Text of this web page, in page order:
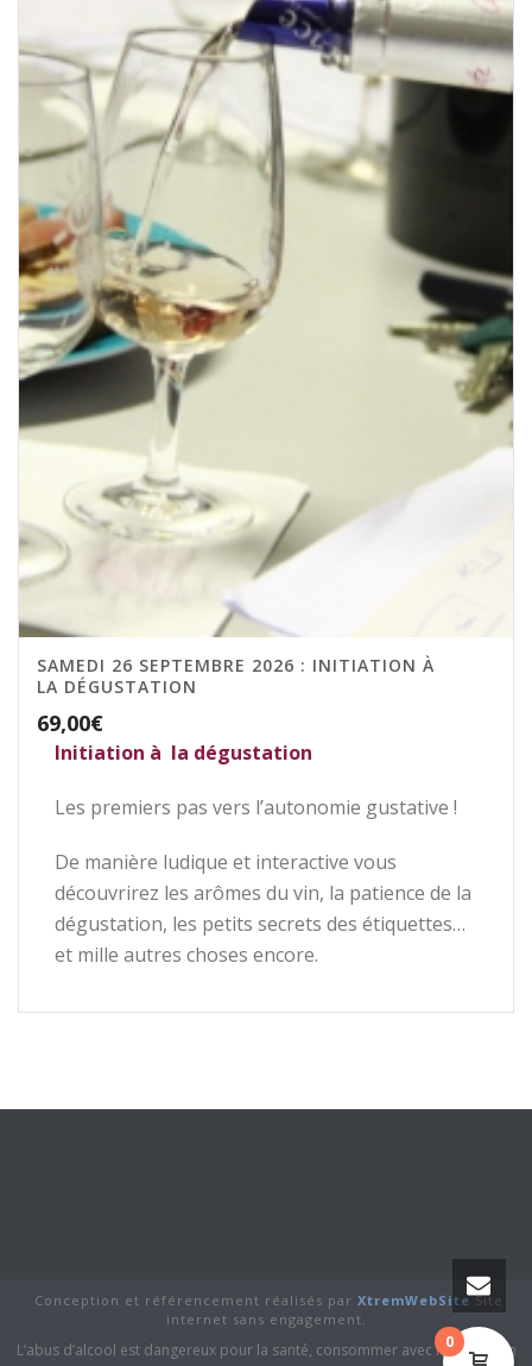
SAMEDI 26 SEPTEMBRE 2026 : INITIATION À
LA DÉGUSTATION
69,00€
Initiation à la dégustation
Les premiers pas vers l’autonomie gustative !
De manière ludique et interactive vous
découvrirez les arômes du vin, la patience de la
dégustation, les petits secrets des étiquettes…
et mille autres choses encore.
Conception et référencement réalisés par XtremWebSiteSite
internet sans engagement.
L’abus d’alcool est dangereux pour la santé, consommer avec modération
0